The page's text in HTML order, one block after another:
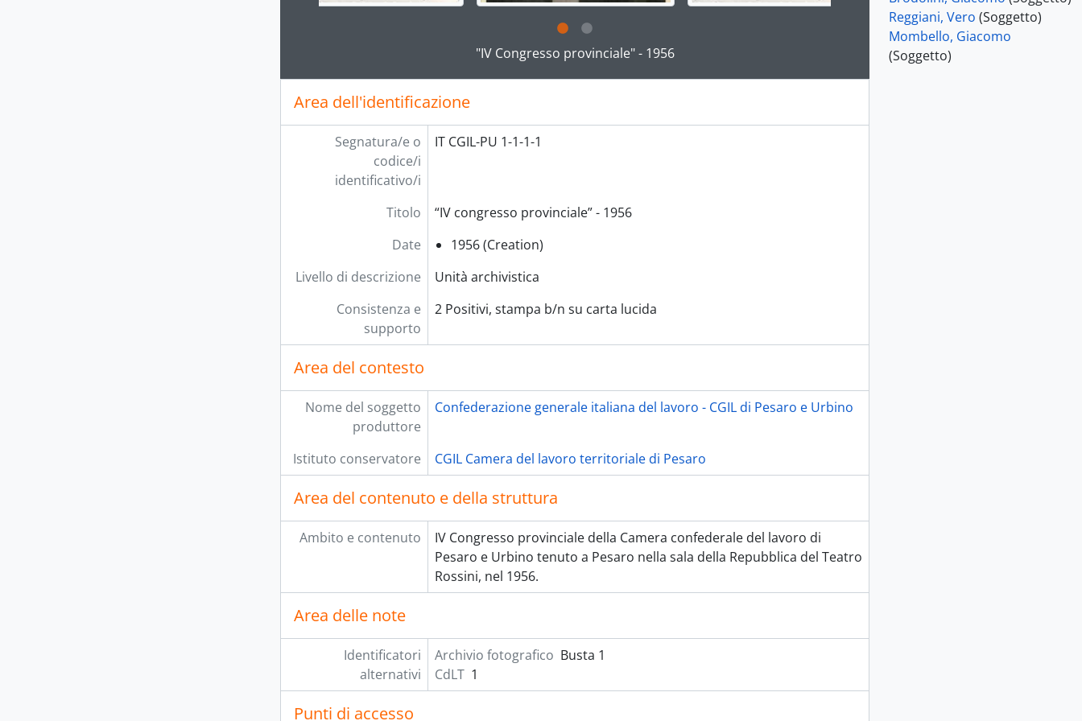
Clicking this description title link will open the description view page for this digital object. Advancing the carousel above will
"IV Congresso provinciale" - 1956
Area dell'identificazione
Segnatura/e o
codice/i
identificativo/i
IT CGIL-PU 1-1-1-1
Titolo
“IV congresso provinciale” - 1956
Date
1956 (Creation)
Livello di descrizione
Unità archivistica
Consistenza e
supporto
2 Positivi, stampa b/n su carta lucida
Area del contesto
Nome del soggetto
produttore
Confederazione generale italiana del lavoro - CGIL di Pesaro e Urbino
Istituto conservatore CGIL Camera del lavoro territoriale di Pesaro
Area del contenuto e della struttura
Ambito e contenuto
IV Congresso provinciale della Camera confederale del lavoro di
Pesaro e Urbino tenuto a Pesaro nella sala della Repubblica del Teatro
Rossini, nel 1956.
Area delle note
Identificatori
alternativi
Archivio fotografico Busta 1
CdLT 1
Punti di accesso
Reggiani, Vero (Soggetto)
Mombello, Giacomo
(Soggetto)